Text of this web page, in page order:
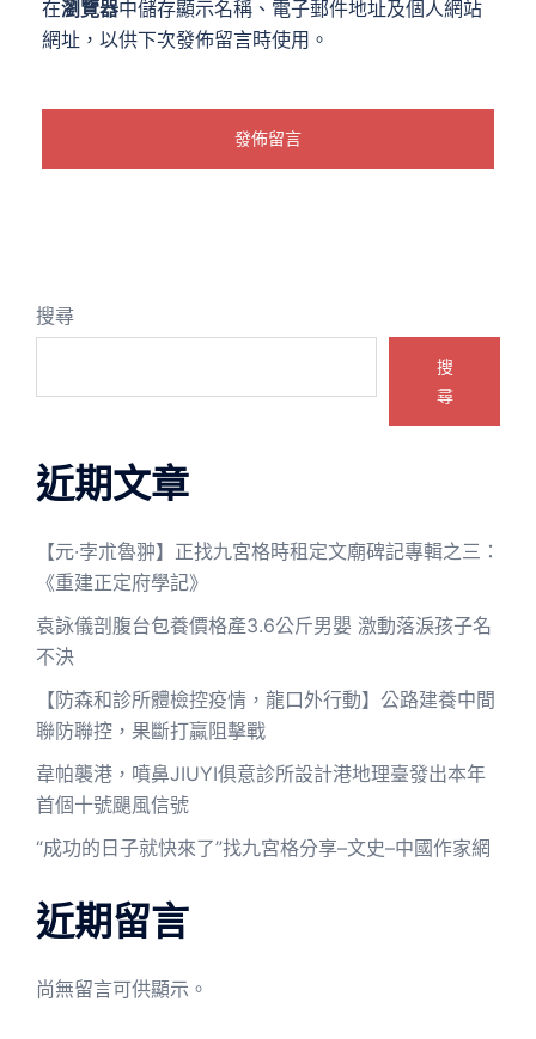
在瀏覽器中儲存顯示名稱、電子郵件地址及個人網站
網址，以供下次發佈留言時使用。
搜尋
搜
尋
近期文章
【元·孛朮魯翀】正找九宮格時租定文廟碑記專輯之三：
《重建正定府學記》
袁詠儀剖腹台包養價格產3.6公斤男嬰 激動落淚孩子名
不決
【防森和診所體檢控疫情，龍口外行動】公路建養中間
聯防聯控，果斷打贏阻擊戰
韋帕襲港，噴鼻JIUYI俱意診所設計港地理臺發出本年
首個十號颶風信號
“成功的日子就快來了”找九宮格分享–文史–中國作家網
近期留言
尚無留言可供顯示。